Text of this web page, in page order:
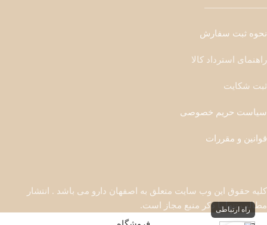
———————
نحوه ثبت سفارش
راهنمای استرداد کالا
ثبت شکایت
سیاست حریم خصوصی
قوانین و مقررات
کلیه حقوق این وب سایت متعلق به اصفهان دارو می باشد . انتشار
مطالب تنها با ذکر منبع مجاز است.
راه ارتباطی